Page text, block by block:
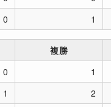
0 1
複勝
0 1
1 2